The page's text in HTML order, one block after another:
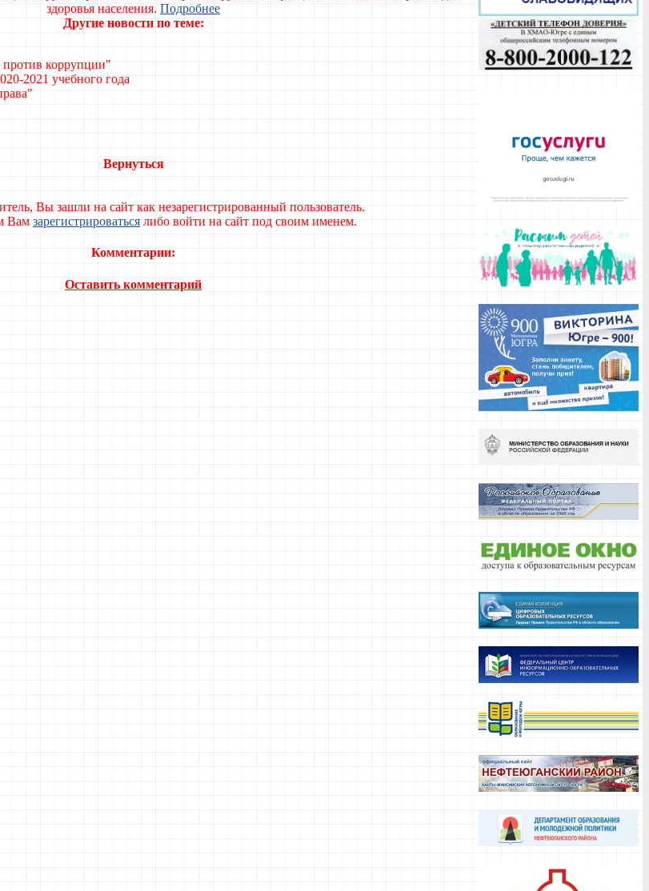
здоровья населения. Подробнее
Другие новости по теме:
коррупции"
2021 учебного года
Вернуться
Вы зашли на сайт как незарегистрированный пользователь.
Вам зарегистрироваться либо войти на сайт под своим именем.
Комментарии:
Оставить комментарий